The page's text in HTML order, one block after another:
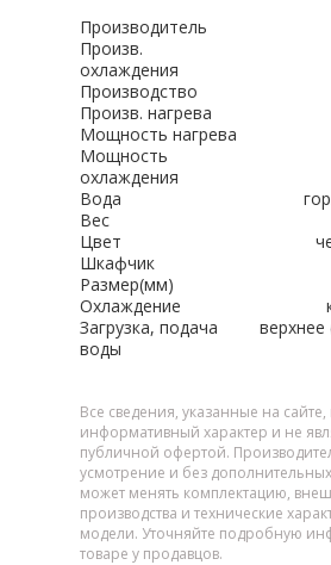
Производитель
Произв.
охлаждения
Производство
Произв. нагрева
Мощность нагрева
Мощность
охлаждения
Вода
Вес
Цвет
Шкафчик
Размер(мм)
Охлаждение
Загрузка, подача
воды
верхнее
Все сведения, указанные на сайте,
информативный характер и не
публичной офертой.
усмотрение и без
может менять комплектацию,
производства и технические
модели. Уточняйте подробную
товаре у продавцов.